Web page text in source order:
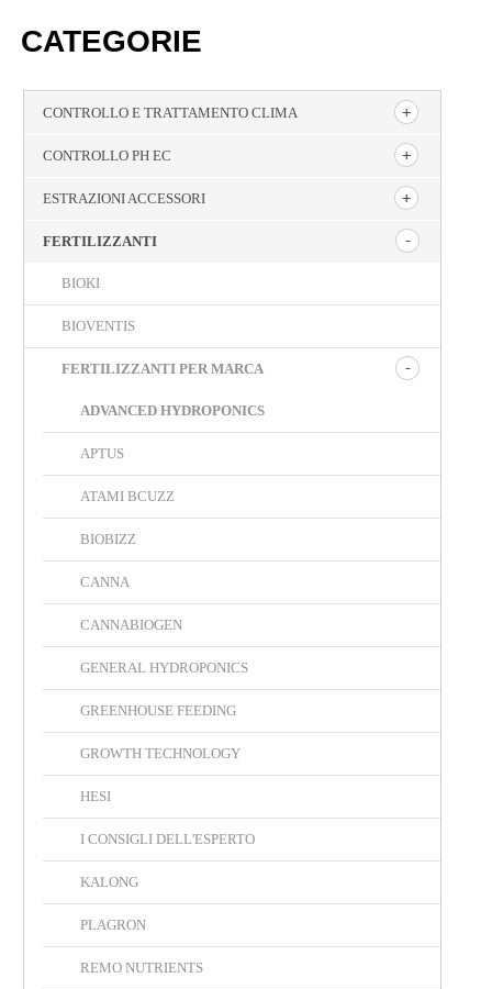
CATEGORIE
CONTROLLO E TRATTAMENTO CLIMA
CONTROLLO PH EC
ESTRAZIONI ACCESSORI
FERTILIZZANTI
BIOKI
BIOVENTIS
FERTILIZZANTI PER MARCA
ADVANCED HYDROPONICS
APTUS
ATAMI BCUZZ
BIOBIZZ
CANNA
CANNABIOGEN
GENERAL HYDROPONICS
GREENHOUSE FEEDING
GROWTH TECHNOLOGY
HESI
I CONSIGLI DELL'ESPERTO
KALONG
PLAGRON
REMO NUTRIENTS